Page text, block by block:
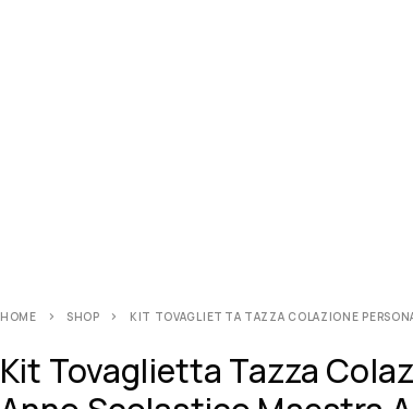
HOME SHOP KIT TOVAGLIETTA TAZZA COLAZIONE
Kit Tovaglietta Tazza